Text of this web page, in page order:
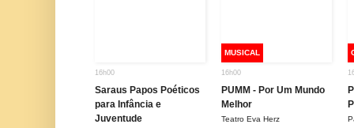
16h00
Saraus Papos Poéticos
para Infância e
Juventude
MUSICAL
16h00
PUMM - Por Um Mundo
Melhor
Teatro Eva Herz